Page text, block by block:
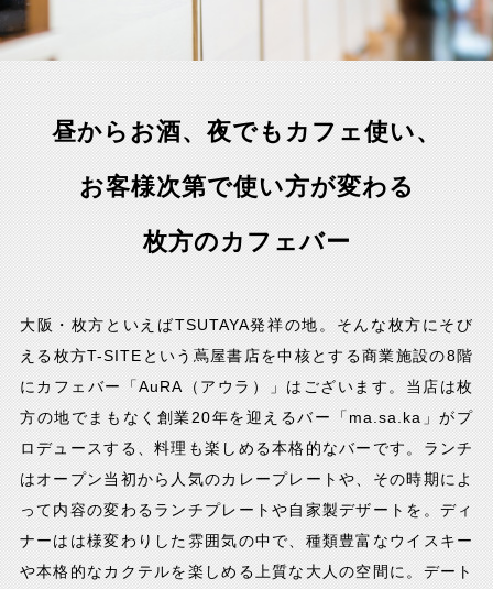
昼からお酒、夜でもカフェ使い、
お客様次第で使い方が変わる
枚方のカフェバー
大阪・枚方といえばTSUTAYA発祥の地。そんな枚方にそび
える枚方T-SITEという蔦屋書店を中核とする商業施設の8階
にカフェバー「AuRA（アウラ）」はございます。当店は枚
方の地でまもなく創業20年を迎えるバー「ma.sa.ka」がプ
ロデュースする、料理も楽しめる本格的なバーです。ランチ
はオープン当初から人気のカレープレートや、その時期によ
って内容の変わるランチプレートや自家製デザートを。ディ
ナーはは様変わりした雰囲気の中で、種類豊富なウイスキー
や本格的なカクテルを楽しめる上質な大人の空間に。デート